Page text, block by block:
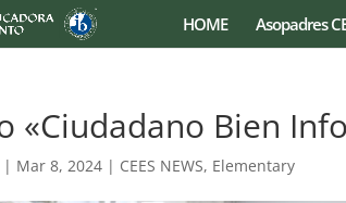
HOME Asopadres
«Ciudadano Bien
| Mar 8, 2024 | CEES NEWS, Elementary